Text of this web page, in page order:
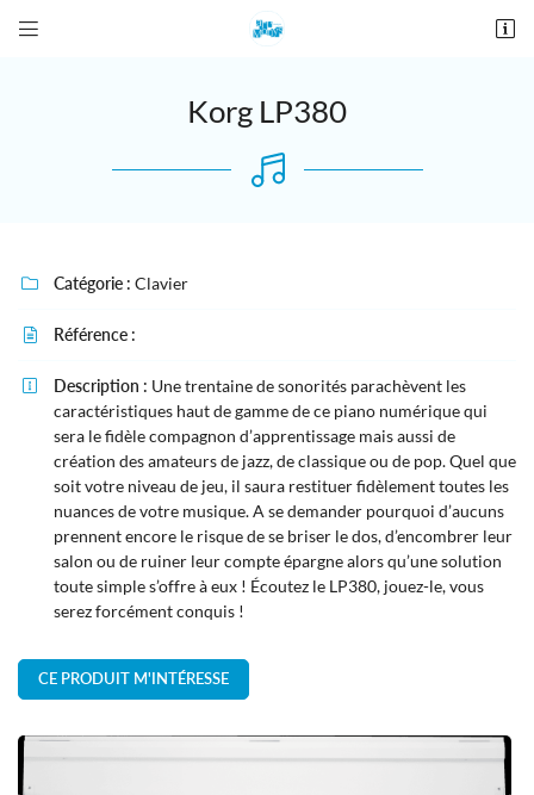
 
Recopier le code ci-contre
Rafraîchir le captcha
l'adresse email indiqué ci-dessus. Vous pouvez vous désinscrire à tout moment en
utilisantle formulaire de désinscription
Korg LP380
 Catégorie : Clavier
 Référence :
 Description : Une trentaine de sonorités parachèvent les
caractéristiques haut de gamme de ce piano numérique qui
sera le fidèle compagnon d’apprentissage mais aussi de
création des amateurs de jazz, de classique ou de pop. Quel que
soit votre niveau de jeu, il saura restituer fidèlement toutes les
nuances de votre musique. A se demander pourquoi d’aucuns
prennent encore le risque de se briser le dos, d’encombrer leur
salon ou de ruiner leur compte épargne alors qu’une solution
toute simple s’offre à eux ! Écoutez le LP380, jouez-le, vous
serez forcément conquis !
CE PRODUIT M'INTÉRESSE